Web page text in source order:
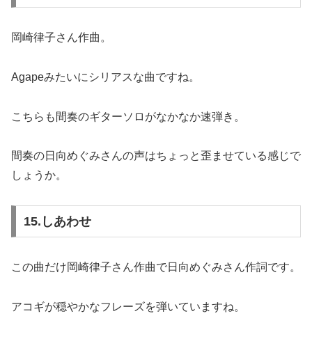
岡崎律子さん作曲。
Agapeみたいにシリアスな曲ですね。
こちらも間奏のギターソロがなかなか速弾き。
間奏の日向めぐみさんの声はちょっと歪ませている感じで
しょうか。
15.しあわせ
この曲だけ岡崎律子さん作曲で日向めぐみさん作詞です。
アコギが穏やかなフレーズを弾いていますね。